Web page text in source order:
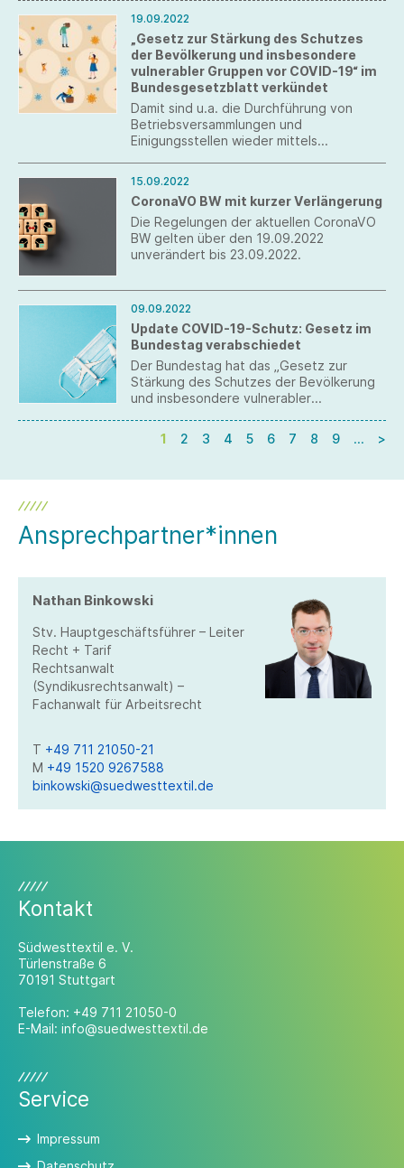
19.09.2022
„Gesetz zur Stärkung des Schutzes
der Bevölkerung und insbesondere
vulnerabler Gruppen vor COVID-19“ im
Bundesgesetzblatt verkündet
Damit sind u.a. die Durchführung von
Betriebsversammlungen und
Einigungsstellen wieder mittels
15.09.2022
CoronaVO BW mit kurzer Verlängerung
Die Regelungen der aktuellen CoronaVO
BW gelten über den 19.09.2022
unverändert bis 23.09.2022.
09.09.2022
Update COVID-19-Schutz: Gesetz im
Bundestag verabschiedet
Der Bundestag hat das „Gesetz zur
Stärkung des Schutzes der Bevölkerung
und insbesondere vulnerabler
zweiter und dritter Lesung
verabschiedet. Es wird voraussichtlich am
beraten.
1 2 3 4 5 6 7 8 9 … >
Ansprechpartner*innen
Nathan Binkowski
Stv. Hauptgeschäftsführer – Leiter
Recht + Tarif
Rechtsanwalt
(Syndikusrechtsanwalt) –
Fachanwalt für Arbeitsrecht
T +49 711 21050-21
M +49 1520 9267588
binkowski@suedwesttextil.de
Kontakt
Südwesttextil e. V.
Türlenstraße 6
70191 Stuttgart
Telefon: +49 711 21050-0
E-Mail: info@suedwesttextil.de
Service
Impressum